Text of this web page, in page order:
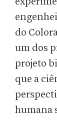
do
um dos
projeto
que a
humana